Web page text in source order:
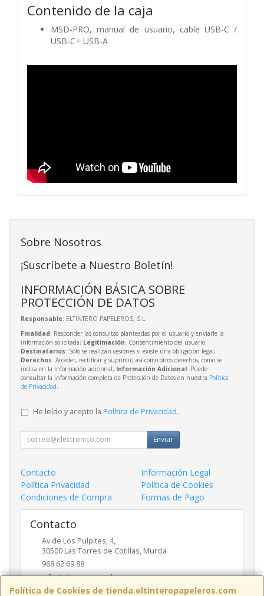
Contenido de la caja
MSD-PRO, manual de usuario, cable USB-C /
USB-C+ USB-A
Política de Cookies de tienda.eltinteropapeleros.com
Sobre Nosotros
¡Suscríbete a Nuestro Boletín!
INFORMACIÓN BÁSICA SOBRE
PROTECCIÓN DE DATOS
Responsable: ELTINTERO PAPELEROS, S.L.
Finalidad: Responder las consultas planteadas por el usuario y enviarle la
información solicitada; Legitimación: Consentimiento del usuario;
Destinatarios: Solo se realizan cesiones si existe una obligación legal;
Derechos: Acceder, rectificar y suprimir, así como otros derechos, como se
indica en la información adicional; Información Adicional: Puede
consultar la información completa de Protección de Datos en nuestra Política
de Privacidad.
He leído y acepto la Política de Privacidad.
Enviar
Contacto
Información Legal
Política Privacidad
Política de Cookies
Condiciones de Compra
Formas de Pago
Contacto
Av de Los Pulpites, 4,
30500 Las Torres de Cotillas, Murcia
968 62 69 88
info@eltinteropapeleros.com